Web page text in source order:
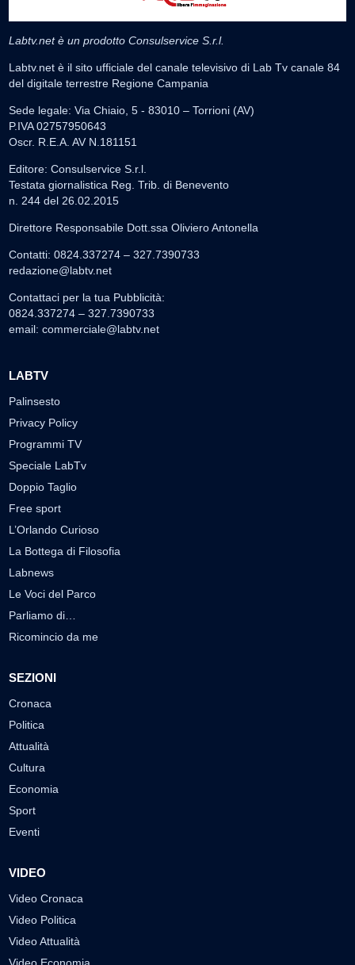
Labtv.net è un prodotto Consulservice S.r.l.
Labtv.net è il sito ufficiale del canale televisivo di Lab Tv canale 84
del digitale terrestre Regione Campania
Sede legale: Via Chiaio, 5 - 83010 – Torrioni (AV)
P.IVA 02757950643
Oscr. R.E.A. AV N.181151
Editore: Consulservice S.r.l.
Testata giornalistica Reg. Trib. di Benevento
n. 244 del 26.02.2015
Direttore Responsabile Dott.ssa Oliviero Antonella
Contatti: 0824.337274 – 327.7390733
redazione@labtv.net
Contattaci per la tua Pubblicità:
0824.337274 – 327.7390733
email: commerciale@labtv.net
LABTV
Palinsesto
Privacy Policy
Programmi TV
Speciale LabTv
Doppio Taglio
Free sport
L’Orlando Curioso
La Bottega di Filosofia
Labnews
Le Voci del Parco
Parliamo di…
Ricomincio da me
SEZIONI
Cronaca
Politica
Attualità
Cultura
Economia
Sport
Eventi
VIDEO
Video Cronaca
Video Politica
Video Attualità